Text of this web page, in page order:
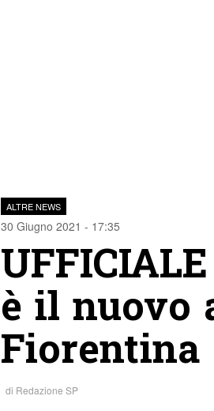
ALTRE NEWS
30 Giugno 2021 - 17:35
è il nuovo
Fiorentina
di Redazione SP